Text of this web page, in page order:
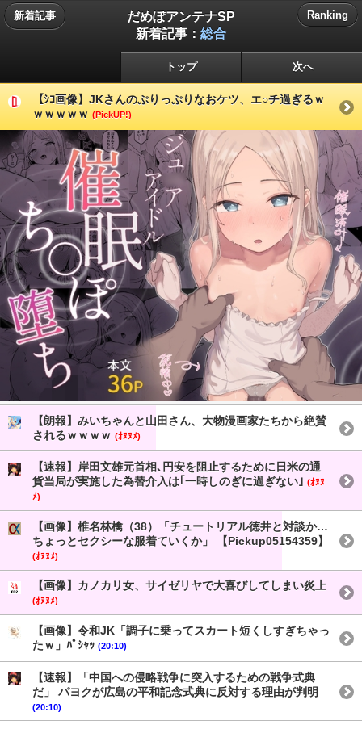
新着記事
だめぽアンテナSP
新着記事： 総合
Ranking
トップ 次へ
【ｼｺ画像】JKさんのぷりっぷりなおケツ、エ○チ過ぎるｗ
ｗｗｗｗｗ (PickUP!)
【朗報】みいちゃんと山田さん、大物漫画家たちから絶賛
されるｗｗｗｗ (ｵﾇﾇﾒ)
【速報】岸田文雄元首相､円安を阻止するために日米の通
貨当局が実施した為替介入は｢一時しのぎに過ぎない｣ (ｵﾇﾇ
ﾒ)
【画像】椎名林檎（38）「チュートリアル徳井と対談か…
ちょっとセクシーな服着ていくか」 【Pickup05154359】
(ｵﾇﾇﾒ)
【画像】カノカリ女、サイゼリヤで大喜びしてしまい炎上
(ｵﾇﾇﾒ)
【画像】令和JK「調子に乗ってスカート短くしすぎちゃっ
たｗ」ﾊﾟｼｬｯ (20:10)
【速報】「中国への侵略戦争に突入するための戦争式典
だ」 パヨクが広島の平和記念式典に反対する理由が判明
(20:10)